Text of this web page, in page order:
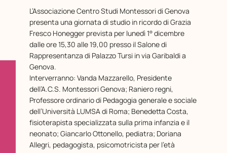
L’Associazione Centro Studi Montessori di Genova
presenta una giornata di studio in ricordo di Grazia
Fresco Honegger prevista per lunedì 1° dicembre
dalle ore 15,30 alle 19,00 presso il Salone di
Rappresentanza di Palazzo Tursi in via Garibaldi a
Genova.
Interverranno: Vanda Mazzarello, Presidente
dell’A.C.S. Montessori Genova; Raniero regni,
Professore ordinario di Pedagogia generale e sociale
dell’Università LUMSA di Roma; Benedetta Costa,
fisioterapista specializzata sulla prima infanzia e il
neonato; Giancarlo Ottonello, pediatra; Doriana
Allegri, pedagogista, psicomotricista per l’età